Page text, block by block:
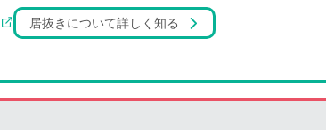
居抜きについて詳しく知る